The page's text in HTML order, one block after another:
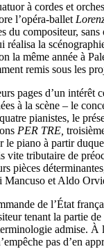
à cordes et
l’opéra-ballet
du compositeur,
la
la même année à
remis sous les
pages d’un intérêt
à la scène – le
pianistes, le
PER TRE,
piano à partir
tributaire de
pièces
Mancuso et Aldo
de l’État
tenant la partie
admise.
pas d’en